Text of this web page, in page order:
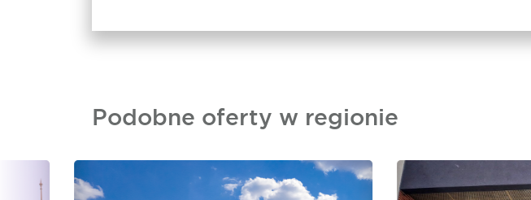
Podobne oferty w regionie